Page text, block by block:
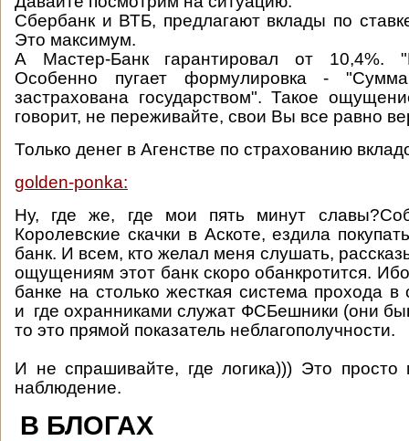
Сбербанк и ВТБ, предлагают вклады по
Это максимум.
А Мастер-Банк гарантировал от 10,4%.
Особенно пугает формулировка -
застрахована государством". Такое
говорит, не переживайте, свои Вы все равно
Только денег в Агенстве по страхованию
golden-ponka:
Ну, где же, где мои пять минут
Королевские скачки в Аскоте, ездила
банк. И всем, кто желал меня слушать,
ощущениям этот банк скоро обанкротится.
банке на столько жесткая система прохода
и где охранниками служат ФСБешники (они
то это прямой показатель неблагополучности.
И не спрашивайте, где логика))) Это просто
наблюдение.
В БЛОГАХ